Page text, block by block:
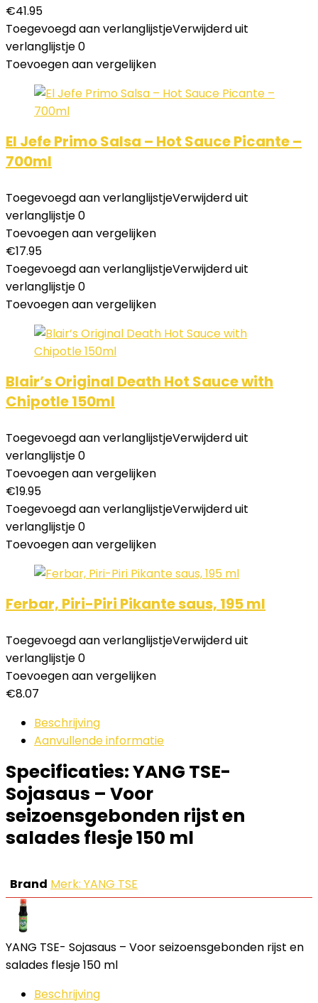
€41.95
Toegevoegd aan verlanglijstjeVerwijderd uit
verlanglijstje0
Toevoegen aan vergelijken
El Jefe Primo Salsa – Hot Sauce Picante –
700ml
Toegevoegd aan verlanglijstjeVerwijderd uit
verlanglijstje0
Toevoegen aan vergelijken
€17.95
Toegevoegd aan verlanglijstjeVerwijderd uit
verlanglijstje0
Toevoegen aan vergelijken
Blair’s Original Death Hot Sauce with
Chipotle 150ml
Toegevoegd aan verlanglijstjeVerwijderd uit
verlanglijstje0
Toevoegen aan vergelijken
€19.95
Toegevoegd aan verlanglijstjeVerwijderd uit
verlanglijstje0
Toevoegen aan vergelijken
Ferbar, Piri-Piri Pikante saus, 195 ml
Toegevoegd aan verlanglijstjeVerwijderd uit
verlanglijstje0
Toevoegen aan vergelijken
€8.07
Beschrijving
Aanvullende informatie
Specificaties:YANG TSE-
Sojasaus – Voor
seizoensgebonden rijst en
salades flesje 150 ml
Brand Merk: YANG TSE
YANG TSE- Sojasaus – Voor seizoensgebonden rijst en
salades flesje 150 ml
Beschrijving